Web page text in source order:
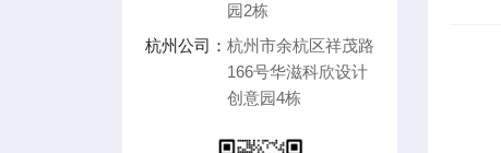
园2栋
杭州公司： 杭州市余杭区祥茂路
166号华滋科欣设计
创意园4栋